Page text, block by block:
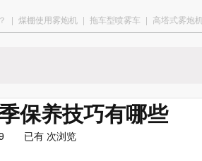
| 煤棚使用雾炮机 | 拖车型喷雾车 | 高塔式雾炮机
保养技巧有哪些
已有 次浏览